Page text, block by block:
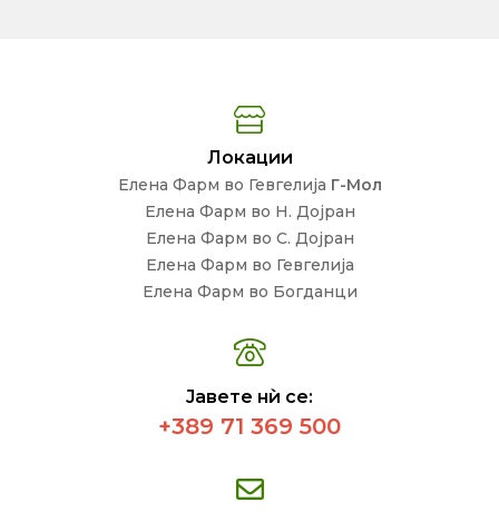
Локации
Елена Фарм во Гевгелија Г-Мол
Елена Фарм во Н. Дојран
Елена Фарм во С. Дојран
Елена Фарм во Гевгелија
Елена Фарм во Богданци
Јавете нѝ се:
+389 71 369 500